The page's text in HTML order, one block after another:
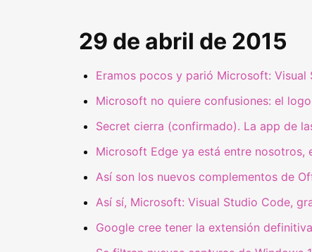
29 de abril de 2015
Eramos pocos y parió Microsoft: Visual
Microsoft no quiere confusiones: el
Secret cierra (confirmado). La app de
Microsoft Edge ya está entre
Así son los nuevos complementos de
Así sí, Microsoft: Visual Studio Code,
Google cree tener la extensión